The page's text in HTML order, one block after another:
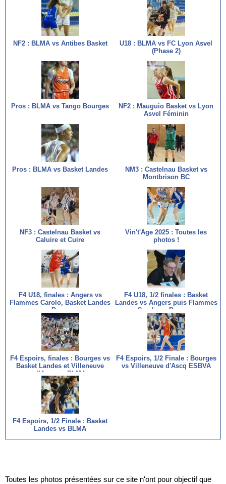
NF2 : BLMA vs Antibes Basket
U18 : BLMA vs FC Lyon Asvel
(Phase 2)
Pros : BLMA vs Tango Bourges
NF2 : Mauguio Basket vs Lyon
Asvel Féminin
Pros : BLMA vs Basket Landes
NM3 : Castelnau Basket vs
Montbrison BC
NF3 : Castelnau Basket vs
Caluire et Cuire
Vin't'Age 2025 : Toutes les
photos !
F4 U18, finales : Angers vs
Flammes Carolo, Basket Landes
vs Bourges
F4 U18, 1/2 finales : Basket
Landes vs Angers puis Flammes
Carolo vs Bourges
F4 Espoirs, finales : Bourges vs
Basket Landes et Villeneuve
d'Ascq vs BLMA
F4 Espoirs, 1/2 Finale : Bourges
vs Villeneuve d'Ascq ESBVA
F4 Espoirs, 1/2 Finale : Basket
Landes vs BLMA
Toutes les photos présentées sur ce site n'ont pour objectif que